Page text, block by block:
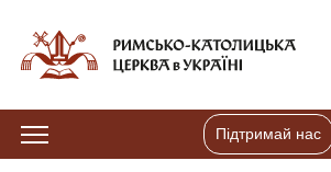
Підтримай нас